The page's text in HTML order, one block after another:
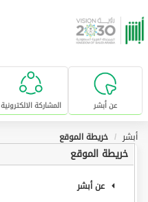
تخطى للإنتقال إلى المحتوى الرئيسي
عن أبشر المشاركة الالكترونية
أبشر خريطة الموقع
خريطة الموقع
عن أبشر